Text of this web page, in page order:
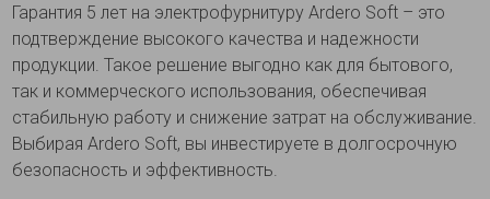
Гарантия 5 лет на электрофурнитуру Ardero Soft – это
подтверждение высокого качества и надежности
продукции. Такое решение выгодно как для бытового,
так и коммерческого использования, обеспечивая
стабильную работу и снижение затрат на обслуживание.
Выбирая Ardero Soft, вы инвестируете в долгосрочную
безопасность и эффективность.